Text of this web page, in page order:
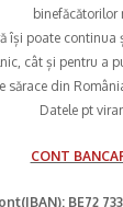
binefăcătorilor
își poate
cât și pentru a
sărace din
Datele pt
CONT
BE72